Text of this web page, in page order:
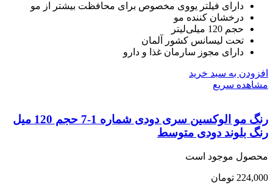
دارای فیلتر یووی مخصوص برای محافظت بیشتر از مو
درخشان کننده مو
حجم 120 میلی‌لیتر
تحت لیسانس کشور آلمان
دارای مجوز سارمان غذا و دارو
به سبد خرید
سریع
رنگ مو الوکسین سری دودی شماره 1-7 حجم 120 میل
بلوند دودی متوسط
موجود است
تومان